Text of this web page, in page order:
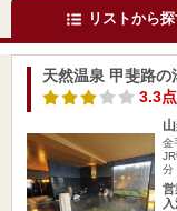
リストから
天然温泉 甲斐路
3.3点
金
分
営